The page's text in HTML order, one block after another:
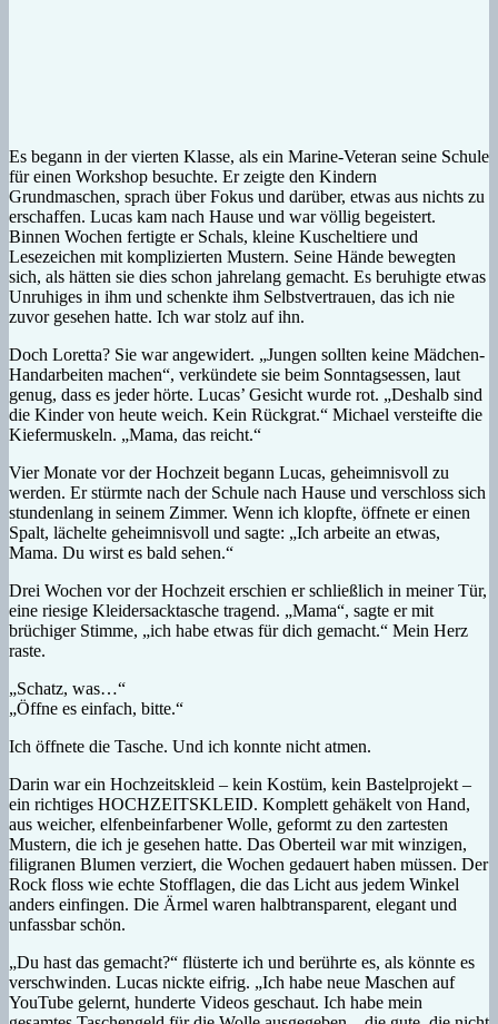
Es begann in der vierten Klasse, als ein Marine-Veteran seine Schule
für einen Workshop besuchte. Er zeigte den Kindern
Grundmaschen, sprach über Fokus und darüber, etwas aus nichts zu
erschaffen. Lucas kam nach Hause und war völlig begeistert.
Binnen Wochen fertigte er Schals, kleine Kuscheltiere und
Lesezeichen mit komplizierten Mustern. Seine Hände bewegten
sich, als hätten sie dies schon jahrelang gemacht. Es beruhigte etwas
Unruhiges in ihm und schenkte ihm Selbstvertrauen, das ich nie
zuvor gesehen hatte. Ich war stolz auf ihn.
Doch Loretta? Sie war angewidert. „Jungen sollten keine Mädchen-
Handarbeiten machen“, verkündete sie beim Sonntagsessen, laut
genug, dass es jeder hörte. Lucas’ Gesicht wurde rot. „Deshalb sind
die Kinder von heute weich. Kein Rückgrat.“ Michael versteifte die
Kiefermuskeln. „Mama, das reicht.“
Vier Monate vor der Hochzeit begann Lucas, geheimnisvoll zu
werden. Er stürmte nach der Schule nach Hause und verschloss sich
stundenlang in seinem Zimmer. Wenn ich klopfte, öffnete er einen
Spalt, lächelte geheimnisvoll und sagte: „Ich arbeite an etwas,
Mama. Du wirst es bald sehen.“
Drei Wochen vor der Hochzeit erschien er schließlich in meiner Tür,
eine riesige Kleidersacktasche tragend. „Mama“, sagte er mit
brüchiger Stimme, „ich habe etwas für dich gemacht.“ Mein Herz
raste.
„Schatz, was…“
„Öffne es einfach, bitte.“
Ich öffnete die Tasche. Und ich konnte nicht atmen.
Darin war ein Hochzeitskleid – kein Kostüm, kein Bastelprojekt –
ein richtiges HOCHZEITSKLEID. Komplett gehäkelt von Hand,
aus weicher, elfenbeinfarbener Wolle, geformt zu den zartesten
Mustern, die ich je gesehen hatte. Das Oberteil war mit winzigen,
filigranen Blumen verziert, die Wochen gedauert haben müssen. Der
Rock floss wie echte Stofflagen, die das Licht aus jedem Winkel
anders einfingen. Die Ärmel waren halbtransparent, elegant und
unfassbar schön.
„Du hast das gemacht?“ flüsterte ich und berührte es, als könnte es
verschwinden. Lucas nickte eifrig. „Ich habe neue Maschen auf
YouTube gelernt, hunderte Videos geschaut. Ich habe mein